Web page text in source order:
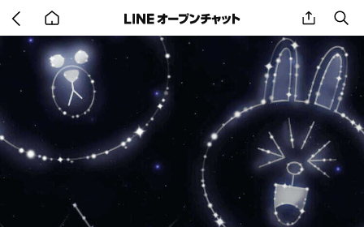
back
to
home
share